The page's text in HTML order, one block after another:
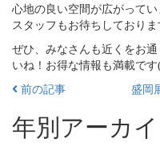
心地の良い空間が広がって
スタッフもお待ちしており
ぜひ、みなさんも近くをお
いね！お得な情報も満載で
前の記事
盛岡
年別アーカ